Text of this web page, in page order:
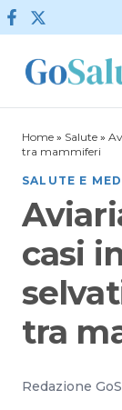
Vai al contenuto
Home » Salute »
tra mammiferi
SALUTE E
casi
tra
Redazione